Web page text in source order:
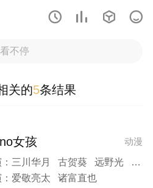
   
关的5条结果
动漫
女孩
三川华月 古贺葵 远野光 上田丽奈 河濑茉希
爱敬亮太 诸富直也